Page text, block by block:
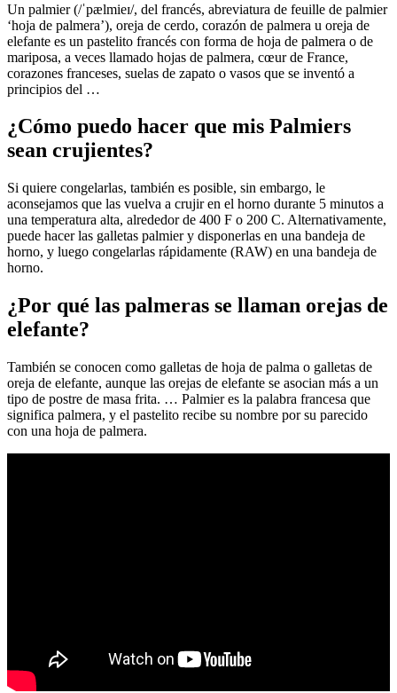
Un palmier (/ˈpælmieɪ/, del francés, abreviatura de feuille de palmier
‘hoja de palmera’), oreja de cerdo, corazón de palmera u oreja de
elefante es un pastelito francés con forma de hoja de palmera o de
mariposa, a veces llamado hojas de palmera, cœur de France,
corazones franceses, suelas de zapato o vasos que se inventó a
principios del …
¿Cómo puedo hacer que mis Palmiers
sean crujientes?
Si quiere congelarlas, también es posible, sin embargo, le
aconsejamos que las vuelva a crujir en el horno durante 5 minutos a
una temperatura alta, alrededor de 400 F o 200 C. Alternativamente,
puede hacer las galletas palmier y disponerlas en una bandeja de
horno, y luego congelarlas rápidamente (RAW) en una bandeja de
horno.
¿Por qué las palmeras se llaman orejas de
elefante?
También se conocen como galletas de hoja de palma o galletas de
oreja de elefante, aunque las orejas de elefante se asocian más a un
tipo de postre de masa frita. … Palmier es la palabra francesa que
significa palmera, y el pastelito recibe su nombre por su parecido
con una hoja de palmera.